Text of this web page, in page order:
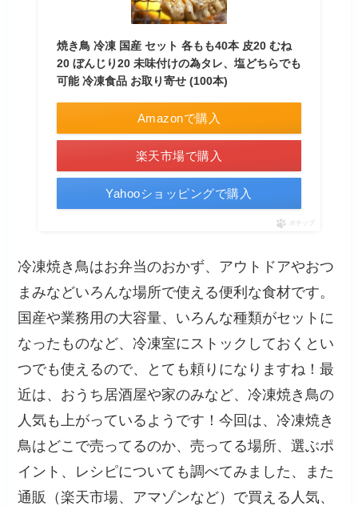
焼き鳥 冷凍 国産 セット 各もも40本 皮20 むね
20 ぼんじり20 未味付けの為タレ、塩どちらでも
可能 冷凍食品 お取り寄せ (100本)
Amazonで購入
楽天市場で購入
Yahooショッピングで購入
ポチップ
冷凍焼き鳥はお弁当のおかず、アウトドアやおつ
まみなどいろんな場所で使える便利な食材です。
国産や業務用の大容量、いろんな種類がセットに
なったものなど、冷凍室にストックしておくとい
つでも使えるので、とても頼りになりますね！最
近は、おうち居酒屋や家のみなど、冷凍焼き鳥の
人気も上がっているようです！今回は、冷凍焼き
鳥はどこで売ってるのか、売ってる場所、選ぶポ
イント、レシピについても調べてみました、また
通販（楽天市場、アマゾンなど）で買える人気、